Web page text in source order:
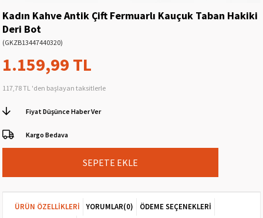
Kadın Kahve Antik Çift Fermuarlı Kauçuk Taban Hakiki
Deri Bot
(GKZB13447440320)
1.159,99 TL
117,78 TL 'den başlayan taksitlerle
Fiyat Düşünce Haber Ver
Kargo Bedava
ÜRÜN ÖZELLIKLERI YORUMLAR(0)
ÖDEME SEÇENEKLERI